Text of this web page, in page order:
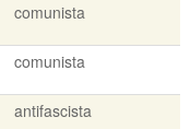
comunista
comunista
antifascista